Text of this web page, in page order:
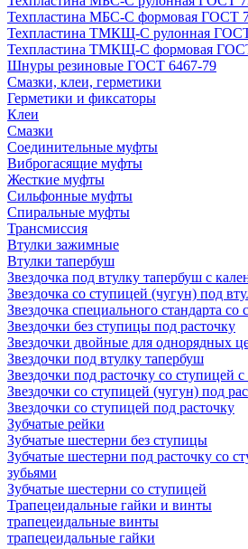
Техпластина МБС-С формовая ГОСТ
Техпластина ТМКЩ-С рулонная
Техпластина ТМКЩ-С формовая
Шнуры резиновые ГОСТ 6467-79
Смазки, клеи, герметики
Герметики и фиксаторы
Клеи
Смазки
Соединительные муфты
Виброгасящие муфты
Жесткие муфты
Сильфонные муфты
Спиральные муфты
Трансмиссия
Втулки зажимные
Втулки тапербуш
Звездочка под втулку тапербуш c
Звездочка со ступицей (чугун) под
Звездочка специального стандарта со
Звездочки без ступицы под расточку
Звездочки двойные для однорядных
Звездочки под втулку тапербуш
Звездочки под расточку со ступицей
Звездочки со ступицей (чугун) под
Звездочки со ступицей под расточку
Зубчатые рейки
Зубчатые шестерни без ступицы
Зубчатые шестерни под расточку со
зубьями
Зубчатые шестерни со ступицей
Трапецеидальные гайки и винты
трапецеидальные винты
трапецеидальные гайки